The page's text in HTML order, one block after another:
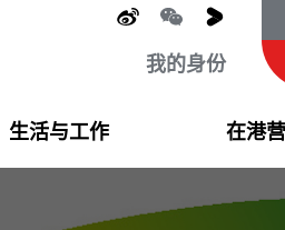
我的身份
生活与工作 在港